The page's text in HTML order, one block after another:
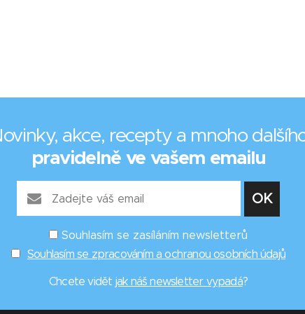
akce, recepty a mnoho
pravidelně ve vašem emailu
Souhlasím se zasíláním newsletterů
Souhlasím se zpracováním a ochranou osobních údajů
Chcete vidět jak náš newsletter vypadá?